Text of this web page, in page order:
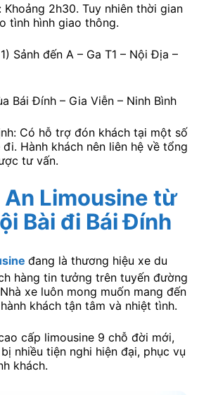
2h30. Tuy nhiên thời gian
tình hình giao thông.
Sảnh đến A – Ga T1 – Nội Địa –
Bái Đính – Gia Viễn – Ninh Bình
Có hỗ trợ đón khách tại một số
Hành khách nên liên hệ về tổng
tư vấn.
An Limousine từ
Bài đi Bái Đính
đang là thương hiệu xe du
hàng tin tưởng trên tuyến đường
xe luôn mong muốn mang đến
khách tận tâm và nhiệt tình.
cấp limousine 9 chỗ đời mới,
nhiều tiện nghi hiện đại, phục vụ
khách.